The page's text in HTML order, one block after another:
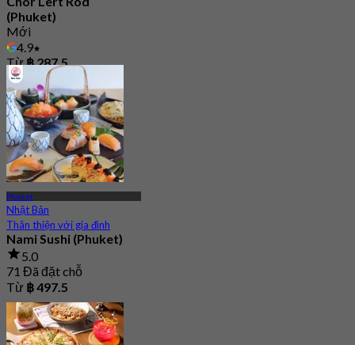
(Phuket)
Mới
4.9
Từ฿ 287.5
Phuket
Nhật Bản
Thân thiện với gia đình
Nami Sushi (Phuket)
5.0
71 Đã đặt chỗ
Từ ฿ 497.5